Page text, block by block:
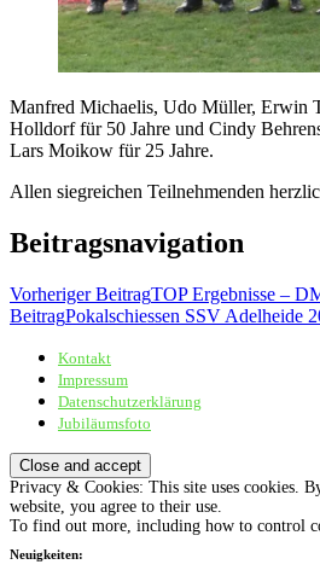
Manfred Michaelis, Udo Müller, Erwin
Holldorf für 50 Jahre und Cindy
Lars Moikow für 25 Jahre.
Allen siegreichen Teilnehmenden
Beitragsnavigation
Vorheriger BeitragTOP Ergebnisse –
BeitragPokalschiessen SSV Adelheide
Sportschützenverein Adelheide von 1898
Kontakt
Impressum
Datenschutzerklärung
Jubiläumsfoto
Privacy & Cookies: This site uses cookies.
website, you agree to their use.
To find out more, including how to control
Neuigkeiten: